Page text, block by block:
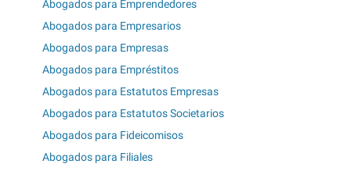
Abogados para Emprendedores
Abogados para Empresarios
Abogados para Empresas
Abogados para Empréstitos
Abogados para Estatutos Empresas
Abogados para Estatutos Societarios
Abogados para Fideicomisos
Abogados para Filiales